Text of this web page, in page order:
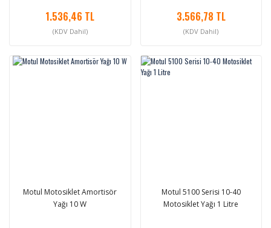
1.536,46 TL
(KDV Dahil)
3.566,78 TL
(KDV Dahil)
Motul Motosiklet Amortisör
Yağı 10 W
Motul 5100 Serisi 10-40
Motosiklet Yağı 1 Litre